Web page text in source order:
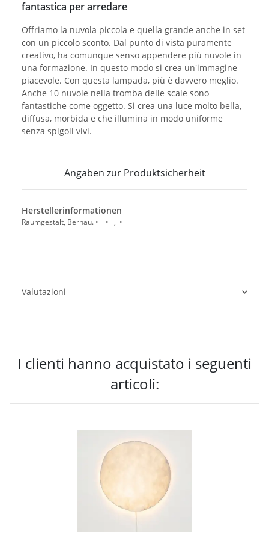
fantastica per arredare
Offriamo la nuvola piccola e quella grande anche in set
con un piccolo sconto. Dal punto di vista puramente
creativo, ha comunque senso appendere più nuvole in
una formazione. In questo modo si crea un'immagine
piacevole. Con questa lampada, più è davvero meglio.
Anche 10 nuvole nella tromba delle scale sono
fantastiche come oggetto. Si crea una luce molto bella,
diffusa, morbida e che illumina in modo uniforme
senza spigoli vivi.
Angaben zur Produktsicherheit
Herstellerinformationen
Raumgestalt, Bernau. • • , •
Valutazioni
I clienti hanno acquistato i seguenti
articoli: